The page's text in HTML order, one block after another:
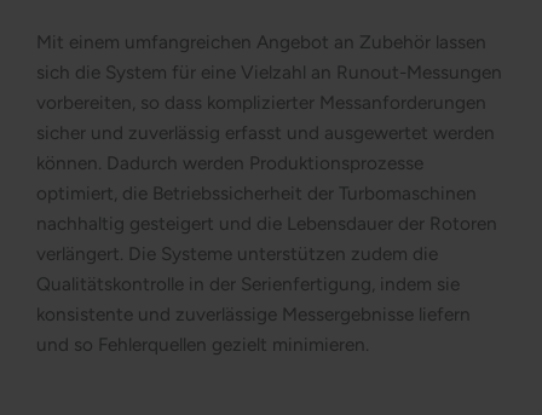
Mit einem umfangreichen Angebot an Zubehör lassen
sich die System für eine Vielzahl an Runout-Messungen
vorbereiten, so dass komplizierter Messanforderungen
sicher und zuverlässig erfasst und ausgewertet werden
können. Dadurch werden Produktionsprozesse
optimiert, die Betriebssicherheit der Turbomaschinen
nachhaltig gesteigert und die Lebensdauer der Rotoren
verlängert. Die Systeme unterstützen zudem die
Qualitätskontrolle in der Serienfertigung, indem sie
konsistente und zuverlässige Messergebnisse liefern
und so Fehlerquellen gezielt minimieren.